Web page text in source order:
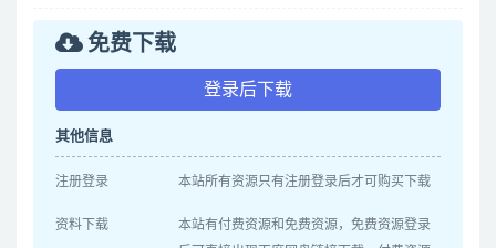
免费下载
登录后下载
其他信息
注册登录 本站所有资源只有注册登录后才可购买下载
资料下载
本站有付费资源和免费资源，免费资源登录